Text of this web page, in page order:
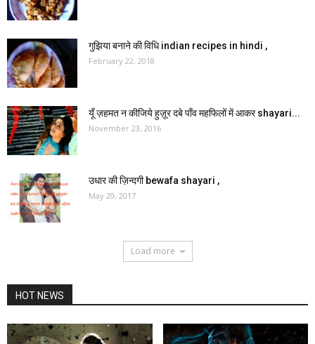
गुझिया बनाने की विधि indian recipes in hindi ,
February 22, 2018
यूँ ज़हमत न कीजिये हुज़ूर दबे पाँव महफिलों में आकर shayari...
November 23, 2016
उधार की ज़िन्दगी bewafa shayari ,
May 20, 2017
Load more
HOT NEWS